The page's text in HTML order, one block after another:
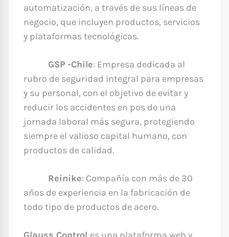
automatización, a través de sus líneas de
negocio, que incluyen productos, servicios
y plataformas tecnológicas.
GSP -Chile: Empresa dedicada al
rubro de seguridad integral para empresas
y su personal, con el objetivo de evitar y
reducir los accidentes en pos de una
jornada laboral más segura, protegiendo
siempre el valioso capital humano, con
productos de calidad.
Reinike: Compañía con más de 30
años de experiencia en la fabricación de
todo tipo de productos de acero.